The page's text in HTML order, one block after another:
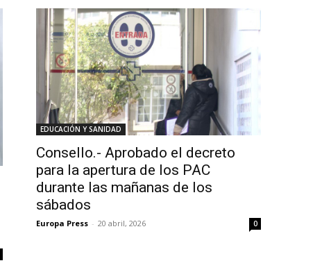
EDUCACIÓN Y SANIDAD
Consello.- Aprobado el decreto
para la apertura de los PAC
durante las mañanas de los
sábados
Europa Press - 20 abril, 2026 0